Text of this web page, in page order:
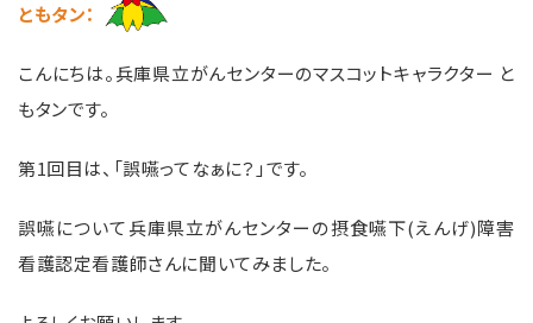
ともタン：
こんにちは。兵庫県立がんセンターのマスコットキャラクター と
もタンです。
第1回目は、「誤嚥ってなぁに？」です。
誤嚥について兵庫県立がんセンターの摂食嚥下(えんげ)障害
看護認定看護師さんに聞いてみました。